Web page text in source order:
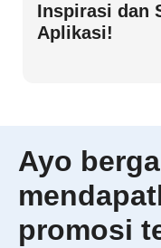
Inspirasi dan
Aplikasi!
Ayo
promosi